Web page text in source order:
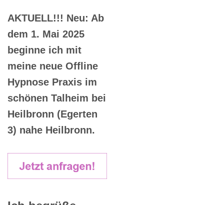
AKTUELL!!! Neu: Ab
dem 1. Mai 2025
beginne ich mit
meine neue Offline
Hypnose Praxis im
schönen Talheim bei
Heilbronn (Egerten
3) nahe Heilbronn.